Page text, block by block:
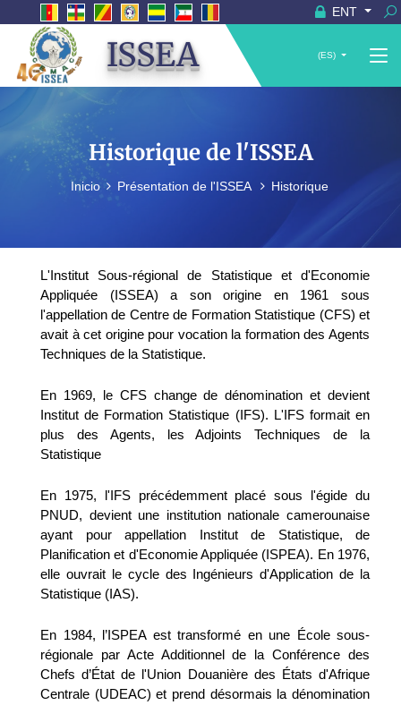
ENT
ISSEA (ES)
Historique de l'ISSEA
Inicio Présentation de l'ISSEA Historique
L'Institut Sous-régional de Statistique et d'Economie
Appliquée (ISSEA) a son origine en 1961 sous
l'appellation de Centre de Formation Statistique (CFS) et
avait à cet origine pour vocation la formation des Agents
Techniques de la Statistique.
En 1969, le CFS change de dénomination et devient
Institut de Formation Statistique (IFS). L'IFS formait en
plus des Agents, les Adjoints Techniques de la
Statistique
En 1975, l'IFS précédemment placé sous l'égide du
PNUD, devient une institution nationale camerounaise
ayant pour appellation Institut de Statistique, de
Planification et d'Economie Appliquée (ISPEA). En 1976,
elle ouvrait le cycle des Ingénieurs d'Application de la
Statistique (IAS).
En 1984, l’ISPEA est transformé en une École sous-
régionale par Acte Additionnel de la Conférence des
Chefs d’État de l'Union Douanière des États d'Afrique
Centrale (UDEAC) et prend désormais la dénomination